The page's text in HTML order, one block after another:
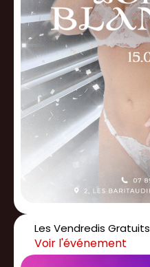
Les Vendredis Gratuits